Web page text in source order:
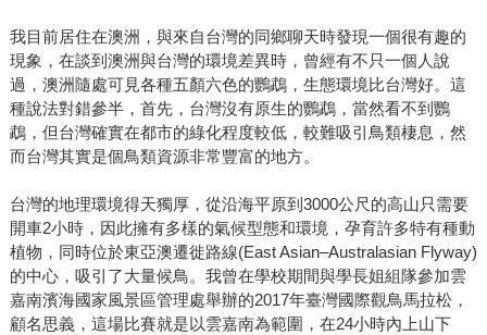
我目前居住在澳洲，與來自台灣的同鄉聊天時發現一個很有趣的
現象，在談到澳洲與台灣的環境差異時，曾經有不只一個人說
過，澳洲隨處可見各種五顏六色的鸚鵡，生態環境比台灣好。這
種說法對錯參半，首先，台灣沒有原生的鸚鵡，當然看不到鸚
鵡，但台灣確實在都市的綠化程度較低，較難吸引鳥類棲息，然
而台灣其實是個鳥類資源非常豐富的地方。
台灣的地理環境得天獨厚，從沿海平原到3000公尺的高山只需要
開車2小時，因此擁有多樣的氣候型態和環境，孕育許多特有種動
植物，同時位於東亞澳遷徙路線(East Asian–Australasian Flyway)
的中心，吸引了大量候鳥。我曾在學校期間與學長姐組隊參加雲
嘉南濱海國家風景區管理處舉辦的2017年臺灣國際觀鳥馬拉松，
顧名思義，這場比賽就是以雲嘉南為範圍，在24小時內上山下